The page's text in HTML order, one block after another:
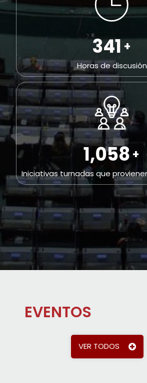
698+
Horas de discusión
2,164 +
Iniciativas turnadas que
EVENTOS
VER TODOS